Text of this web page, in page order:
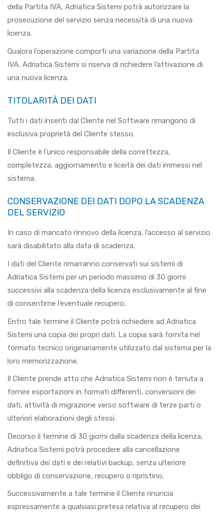
della Partita IVA, Adriatica Sistemi potrà autorizzare la
prosecuzione del servizio senza necessità di una nuova
licenza.
Qualora l’operazione comporti una variazione della Partita
IVA, Adriatica Sistemi si riserva di richiedere l’attivazione di
una nuova licenza.
TITOLARITÀ DEI DATI
Tutti i dati inseriti dal Cliente nel Software rimangono di
esclusiva proprietà del Cliente stesso.
Il Cliente è l’unico responsabile della correttezza,
completezza, aggiornamento e liceità dei dati immessi nel
sistema.
CONSERVAZIONE DEI DATI DOPO LA SCADENZA
DEL SERVIZIO
In caso di mancato rinnovo della licenza, l’accesso al servizio
sarà disabilitato alla data di scadenza.
I dati del Cliente rimarranno conservati sui sistemi di
Adriatica Sistemi per un periodo massimo di 30 giorni
successivi alla scadenza della licenza esclusivamente al fine
di consentirne l’eventuale recupero.
Entro tale termine il Cliente potrà richiedere ad Adriatica
Sistemi una copia dei propri dati. La copia sarà fornita nel
formato tecnico originariamente utilizzato dal sistema per la
loro memorizzazione.
Il Cliente prende atto che Adriatica Sistemi non è tenuta a
fornire esportazioni in formati differenti, conversioni dei
dati, attività di migrazione verso software di terze parti o
ulteriori elaborazioni degli stessi.
Decorso il termine di 30 giorni dalla scadenza della licenza,
Adriatica Sistemi potrà procedere alla cancellazione
definitiva dei dati e dei relativi backup, senza ulteriore
obbligo di conservazione, recupero o ripristino.
Successivamente a tale termine il Cliente rinuncia
espressamente a qualsiasi pretesa relativa al recupero dei